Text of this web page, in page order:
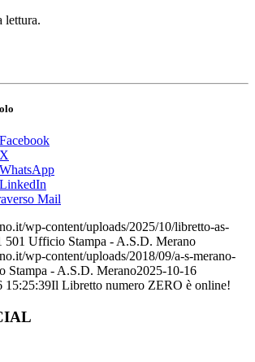
lettura.
Mail
wp-content/uploads/2025/10/libretto-as-
501 Ufficio Stampa - A.S.D. Merano
wp-content/uploads/2018/09/a-s-merano-
Stampa - A.S.D. Merano2025-10-16
15:25:39Il Libretto numero ZERO è online!